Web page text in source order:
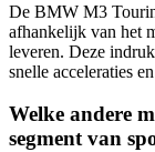
De BMW M3
afhankelijk van het
leveren. Deze
snelle acceleraties
Welke andere
segment van